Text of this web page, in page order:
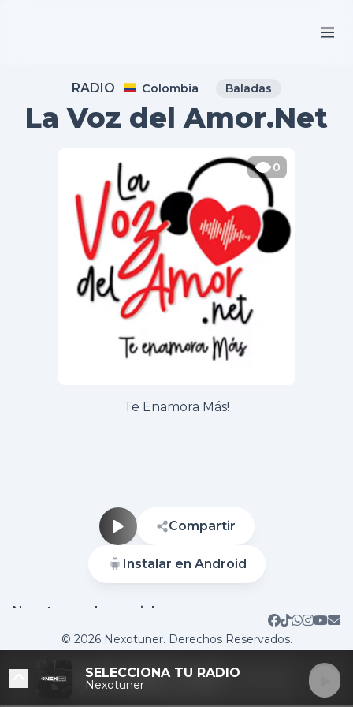
RADIO Colombia Baladas
La Voz del Amor.Net
0
Te Enamora Más!
Compartir
Instalar en Android
Nuestras redes sociales
Sitio web Contactar
© 2026 Nexotuner. Derechos Reservados.
SELECCIONA TU RADIO
Nexotuner